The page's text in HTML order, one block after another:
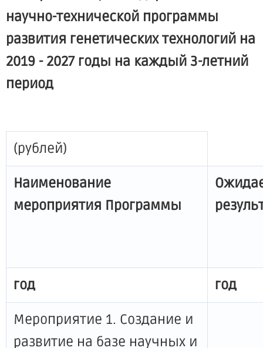
научно-технической программы
развития генетических технологий на
2019 - 2027 годы на каждый 3-летний
период
(рублей)
Наименование
мероприятия Программы
год год
Мероприятие 1. Создание и
развитие на базе научных и